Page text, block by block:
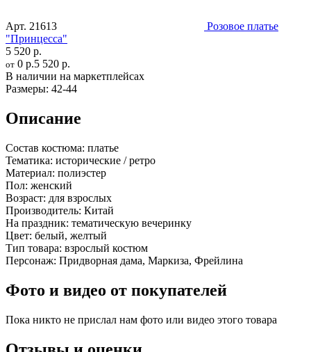
Арт. 21613
Розовое платье
"Принцесса"
5 520 р.
от 0 р.5 520 р.
В наличии на маркетплейсах
Размеры: 42-44
Описание
Состав костюма: платье
Тематика: исторические / ретро
Материал: полиэстер
Пол: женский
Возраст: для взрослых
Производитель: Китай
На праздник: тематическую вечеринку
Цвет: белый, желтый
Тип товара: взрослый костюм
Персонаж: Придворная дама, Маркиза, Фрейлина
Фото и видео от покупателей
Пока никто не прислал нам фото или видео этого товара